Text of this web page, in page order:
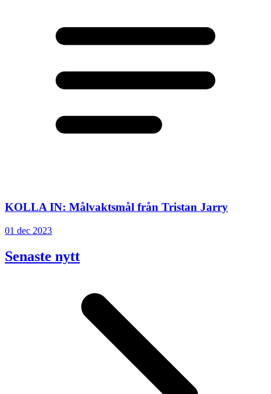
KOLLA IN: Målvaktsmål från Tristan Jarry
01 dec 2023
Senaste nytt